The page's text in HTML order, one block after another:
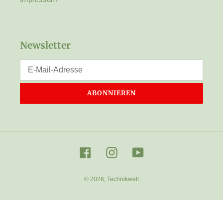
Newsletter
ABONNIEREN
FacebookInstagramYouTube
© 2026, Technikwelt